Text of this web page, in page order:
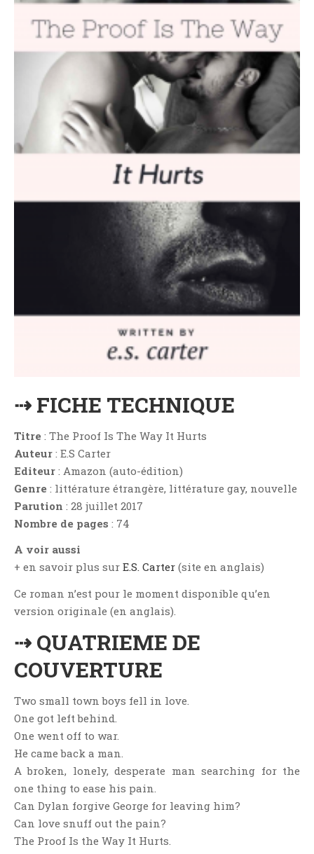
Articles De Steven
Aventure
Bande Dessinée
Bilan
Biographie Et Autobiographie
C'est Lundi, Que Lisez-Vous ?
Développement Personnel
Drame
Dystopie
Epistolaire
Erotique
Histoire De Vie
Horreur
Humour
LGBT
Light Novel
Littérature Classique
Littérature Contemporaine
Littérature Étrangère
Littérature Française
⇢ FICHE TECHNIQUE
Titre : The Proof Is The Way It Hurts
Auteur : E.S Carter
Editeur : Amazon (auto-édition)
Genre : littérature étrangère, littérature gay, nouvelle
Parution : 28 juillet 2017
Nombre de pages : 74
A voir aussi
+ en savoir plus sur E.S. Carter (site en anglais)
Ce roman n’est pour le moment disponible qu’en
version originale (en anglais).
⇢ QUATRIEME DE
COUVERTURE
Two small town boys fell in love.
One got left behind.
One went off to war.
He came back a man.
A broken, lonely, desperate man searching for the
one thing to ease his pain.
Can Dylan forgive George for leaving him?
Can love snuff out the pain?
The Proof Is the Way It Hurts.